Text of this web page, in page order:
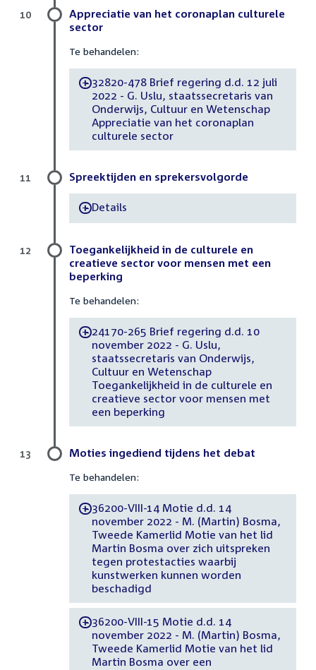
Appreciatie van het coronaplan culturele
sector
Te behandelen:
-32820-478 Brief regering d.d. 12 juli
2022 - G. Uslu, staatssecretaris van
Onderwijs, Cultuur en Wetenschap
Appreciatie van het coronaplan
culturele sector
10
Spreektijden en sprekersvolgorde
-Details
11
Toegankelijkheid in de culturele en
creatieve sector voor mensen met een
beperking
Te behandelen:
-24170-265 Brief regering d.d. 10
november 2022 - G. Uslu,
staatssecretaris van Onderwijs,
Cultuur en Wetenschap
Toegankelijkheid in de culturele en
creatieve sector voor mensen met
een beperking
12
Moties ingediend tijdens het debat
Te behandelen:
-36200-VIII-14 Motie d.d. 14
november 2022 - M. (Martin) Bosma,
Tweede Kamerlid Motie van het lid
Martin Bosma over zich uitspreken
tegen protestacties waarbij
kunstwerken kunnen worden
beschadigd
-36200-VIII-15 Motie d.d. 14
november 2022 - M. (Martin) Bosma,
Tweede Kamerlid Motie van het lid
Martin Bosma over een
13